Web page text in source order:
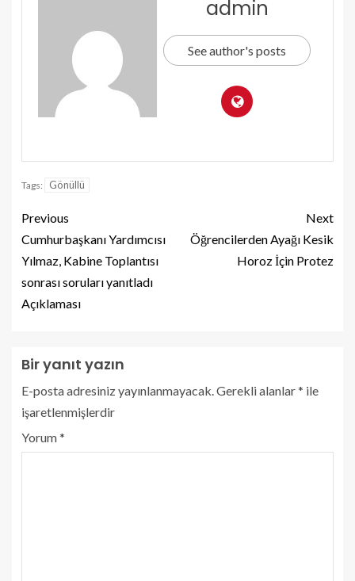
admin
See author's posts
Tags: Gönüllü
Previous
Cumhurbaşkanı Yardımcısı
Yılmaz, Kabine Toplantısı
sonrası soruları yanıtladı
Açıklaması
Next
Öğrencilerden Ayağı Kesik
Horoz İçin Protez
Bir yanıt yazın
E-posta adresiniz yayınlanmayacak.Gerekli alanlar* ile
işaretlenmişlerdir
Yorum*